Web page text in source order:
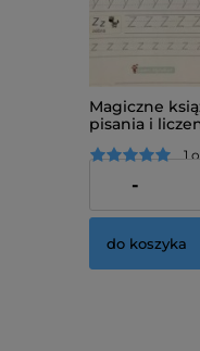
Magiczne
pisania i
1
35,00 zł
-
do koszyka